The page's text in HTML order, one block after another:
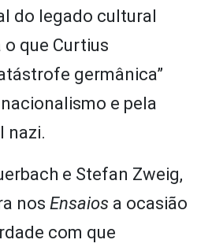
do legado cultural
que Curtius
germânica”
e pela
nazi.
e Stefan Zweig,
nos Ensaios a ocasião
com que